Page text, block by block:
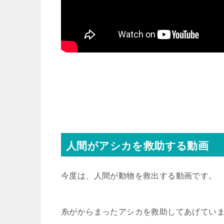
人間がアシカを救助する動画
今度は、人間が動物を救出する動画です。
糸がからまったアシカを救助してあげてい